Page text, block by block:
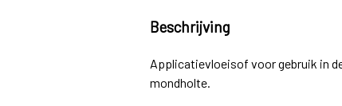
Beschrijving
Applicatievloeisof voor gebruik in
mondholte.